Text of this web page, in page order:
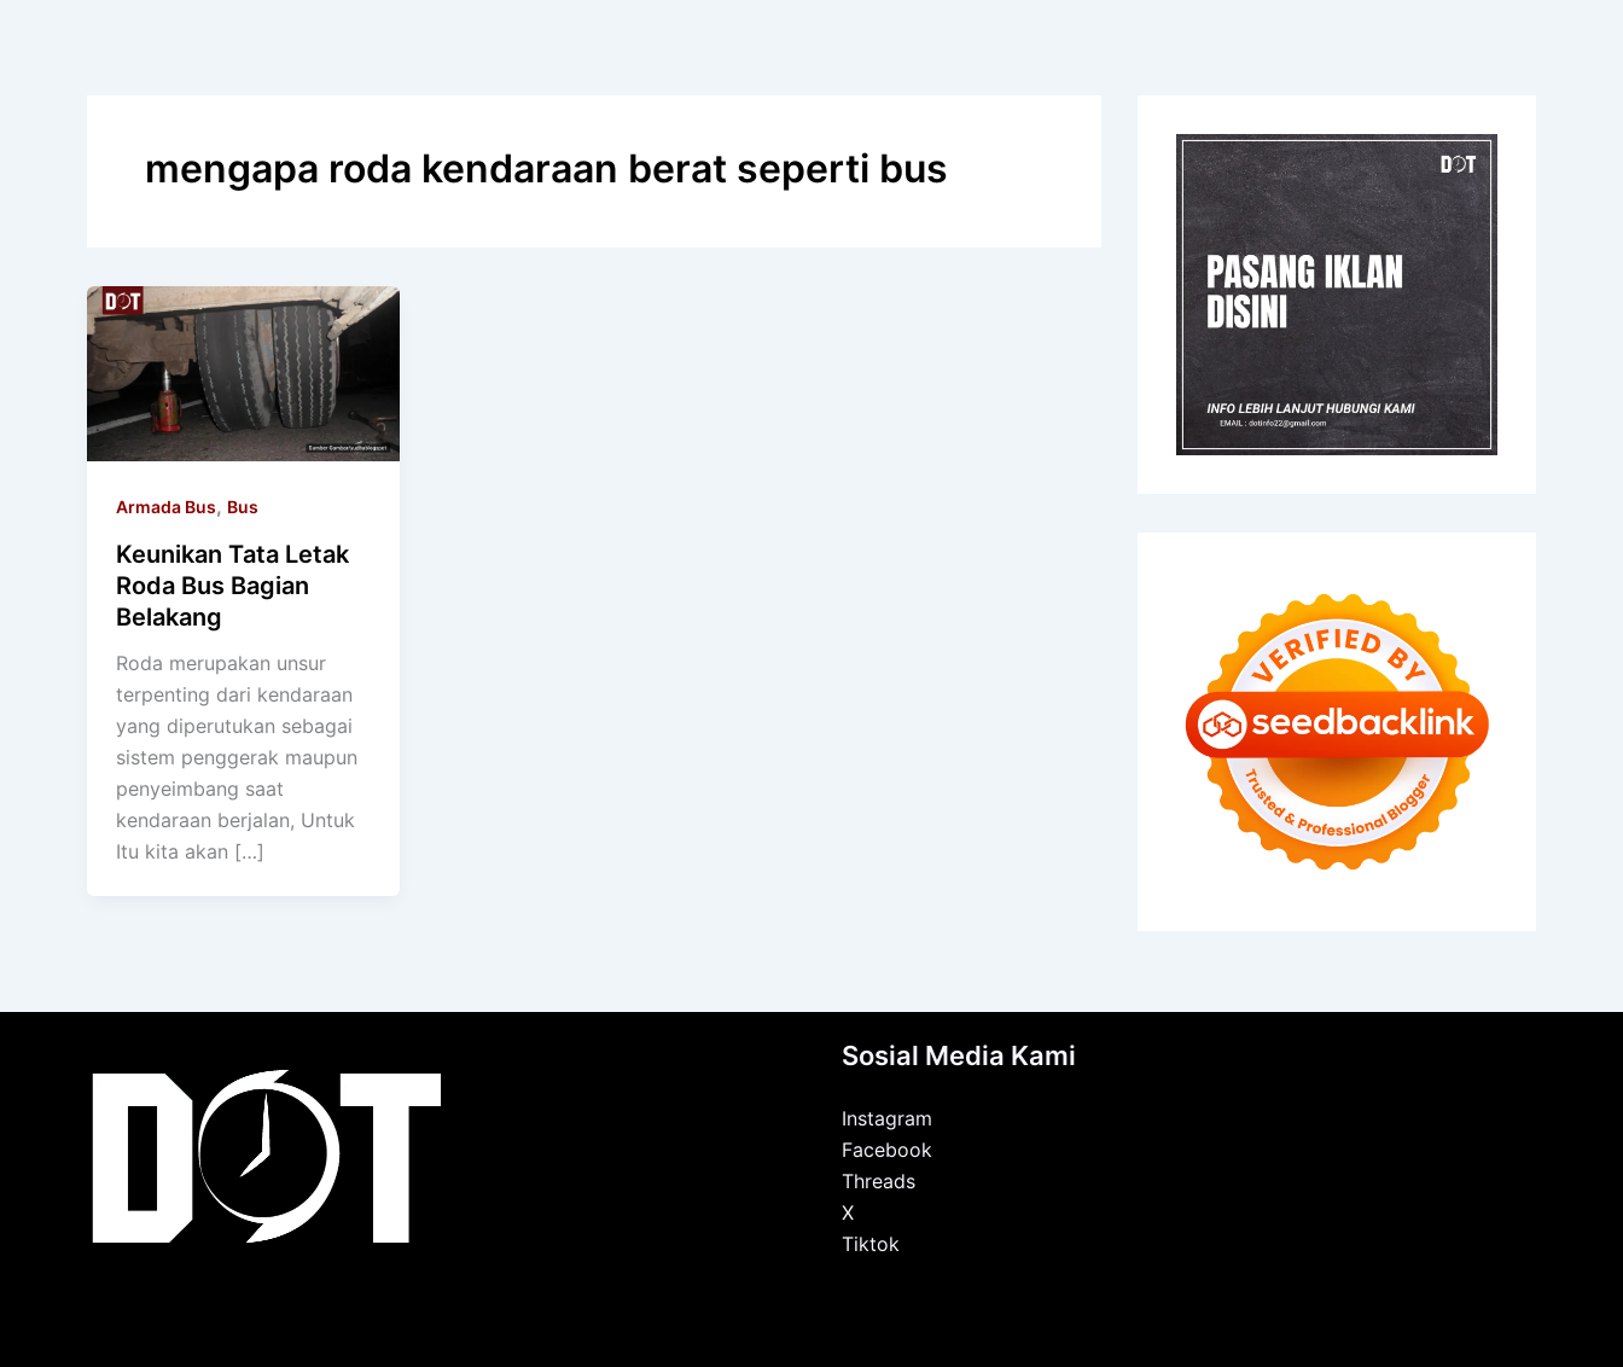
mengapa roda kendaraan berat seperti bus
Armada Bus, Bus
Keunikan Tata Letak
Roda Bus Bagian
Belakang
Roda merupakan unsur
terpenting dari kendaraan
yang diperutukan sebagai
sistem penggerak maupun
penyeimbang saat
kendaraan berjalan, Untuk
Itu kita akan […]
Sosial Media Kami
Instagram
Facebook
Threads
X
Tiktok